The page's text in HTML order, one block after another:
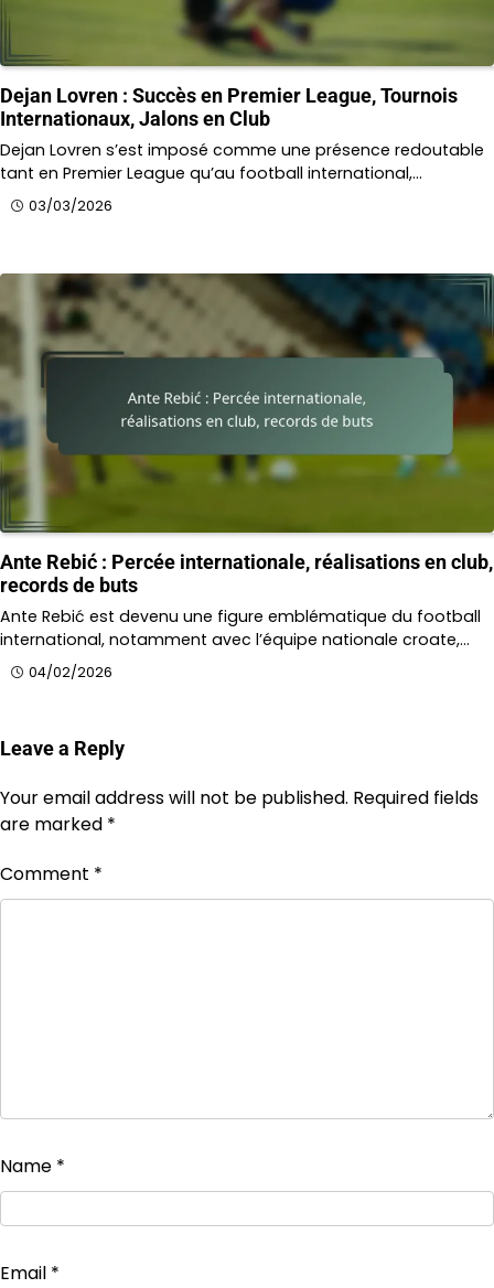
Dejan Lovren : Succès en Premier League, Tournois
Internationaux, Jalons en Club
Dejan Lovren s’est imposé comme une présence redoutable
tant en Premier League qu’au football international,…
03/03/2026
Ante Rebić : Percée internationale, réalisations en club,
records de buts
Ante Rebić est devenu une figure emblématique du football
international, notamment avec l’équipe nationale croate,…
04/02/2026
Leave a Reply
Your email address will not be published. Required fields
are marked *
Comment *
Name *
Email *